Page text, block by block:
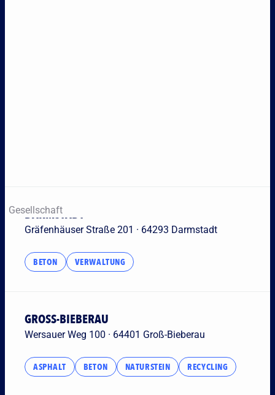
Geschäftsfelder
Gesellschaft
DARMSTADT
Gräfenhäuser Straße 201 · 64293 Darmstadt
BETON VERWALTUNG
GROSS-BIEBERAU
Wersauer Weg 100 · 64401 Groß-Bieberau
ASPHALT BETON NATURSTEIN RECYCLING